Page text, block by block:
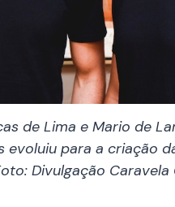
de Lima e Mario de
evoluiu para a criação
Divulgação Caravela